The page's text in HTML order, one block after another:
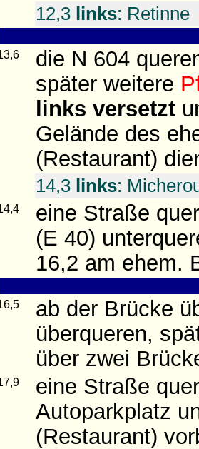
12,3 links: Retinne
die N 604
später weitere
links versetzt
Gelände des
(Restaurant)
14,3 links:
eine Straße
(E 40)
16,2 am ehem.
ab der Brücke
überqueren,
über zwei
eine Straße
Autoparkplatz
(Restaurant)